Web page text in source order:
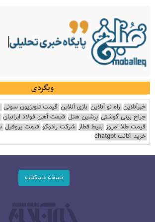
وبگردی
خبرآنلاین راه نو آنلاین بازی آنلاین قیمت تلویزیون سونی
جراح بینی گوشتی پرشین هتل قیمت آهن فولاد ایرانیان
قیمت طلا امروز بلیط قطار شرکت رادوکو قیمت پروفیل
خرید اکانت chatgpt
نسخه دسکتاپ